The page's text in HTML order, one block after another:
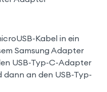
Kabel in ein
Samsung Adapter
USB-Typ-C-Adapter
dann an den USB-Typ-